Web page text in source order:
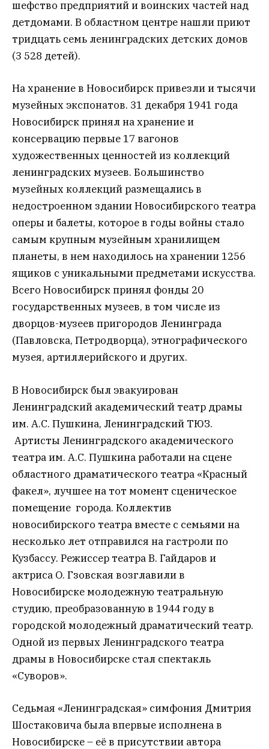
шефство предприятий и воинских частей над
детдомами. В областном центре нашли приют
тридцать семь ленинградских детских домов
(3 528 детей).
На хранение в Новосибирск привезли и тысячи
музейных экспонатов. 31 декабря 1941 года
Новосибирск принял на хранение и
консервацию первые 17 вагонов
художественных ценностей из коллекций
ленинградских музеев. Большинство
музейных коллекций размещались в
недостроенном здании Новосибирского театра
оперы и балеты, которое в годы войны стало
самым крупным музейным хранилищем
планеты, в нем находилось на хранении 1256
ящиков с уникальными предметами искусства.
Всего Новосибирск принял фонды 20
государственных музеев, в том числе из
дворцов-музеев пригородов Ленинграда
(Павловска, Петродворца), этнографического
музея, артиллерийского и других.
В Новосибирск был эвакуирован
Ленинградский академический театр драмы
им. А.С. Пушкина, Ленинградский ТЮЗ.
Артисты Ленинградского академического
театра им. А.С. Пушкина работали на сцене
областного драматического театра «Красный
факел», лучшее на тот момент сценическое
помещение города. Коллектив
новосибирского театра вместе с семьями на
несколько лет отправился на гастроли по
Кузбассу. Режиссер театра В. Гайдаров и
актриса О. Гзовская возглавили в
Новосибирске молодежную театральную
студию, преобразованную в 1944 году в
городской молодежный драматический театр.
Одной из первых Ленинградского театра
драмы в Новосибирске стал спектакль
«Суворов».
Седьмая «Ленинградская» симфония Дмитрия
Шостаковича была впервые исполнена в
Новосибирске – её в присутствии автора